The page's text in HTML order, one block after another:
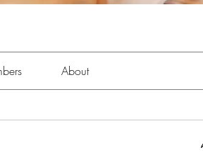
About